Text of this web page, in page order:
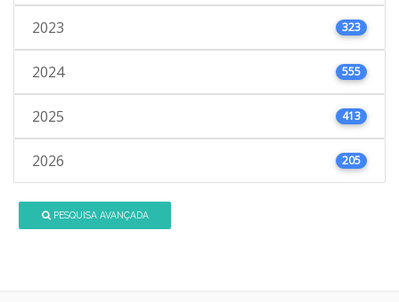
2023 323
2024 555
2025 413
2026 205
PESQUISA AVANÇADA